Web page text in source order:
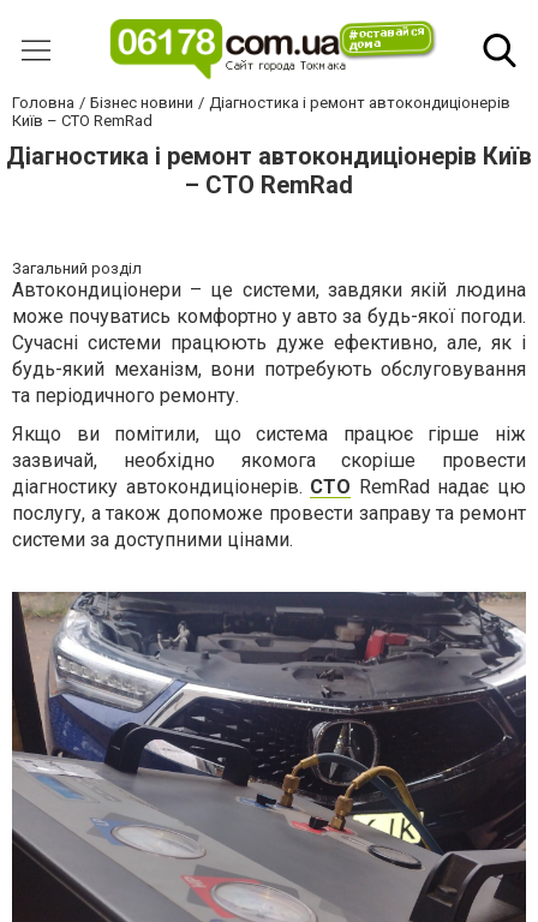
Головна Бізнес новини
Діагностика і ремонт автокондиціонерів
Київ – СТО RemRad
Діагностика і ремонт автокондиціонерів Київ
– СТО RemRad
Загальний розділ
Автокондиціонери – це системи, завдяки якій людина
може почуватись комфортно у авто за будь-якої погоди.
Сучасні системи працюють дуже ефективно, але, як і
будь-який механізм, вони потребують обслуговування
та періодичного ремонту.
Якщо ви помітили, що система працює гірше ніж
зазвичай, необхідно якомога скоріше провести
діагностику автокондиціонерів. СТО RemRad надає цю
послугу, а також допоможе провести заправу та ремонт
системи за доступними цінами.